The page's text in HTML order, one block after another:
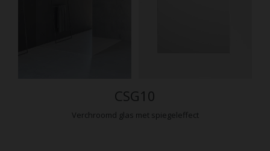
CSG10
Verchroomd glas met spiegeleffect